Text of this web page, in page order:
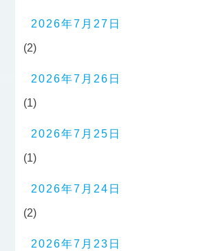
2026年7月27日
(2)
2026年7月26日
(1)
2026年7月25日
(1)
2026年7月24日
(2)
2026年7月23日